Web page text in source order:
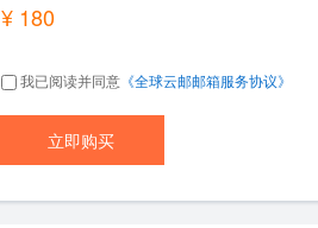
¥ 180
我已阅读并同意 《全球云邮邮箱服务协议》